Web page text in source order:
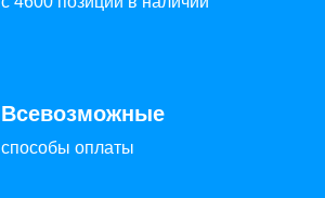
Всевозможные
способы оплаты